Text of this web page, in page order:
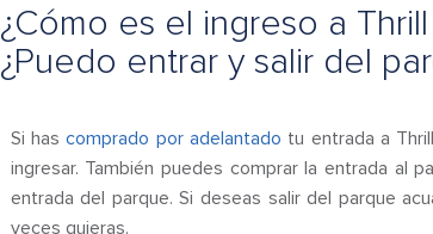
¿Cómo es el ingreso a
¿Puedo entrar y salir del
Si hascomprado por adelantado tu entrada a
ingresar. También puedes comprar la entrada al
entrada del parque. Si deseas salir del parque
veces quieras.